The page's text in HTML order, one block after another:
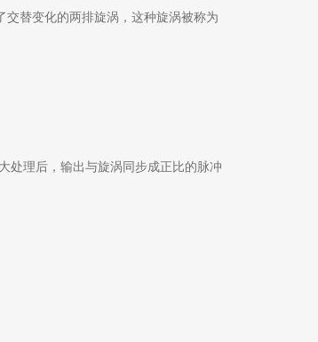
替变化的两排旋涡，这种旋涡被称为
处理后，输出与旋涡同步成正比的脉冲